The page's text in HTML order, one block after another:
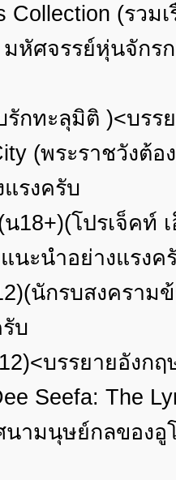
Collection (รว
มหัศจรรย์หุ่นจัก
รักทะลุมิติ )<บรร
(พระราชวังต้
รงครับ
น18+)(โปรเจ็ค
นะนำอย่างแรงค
นักรบสงคราม
บ
บรรยายอังกฤ
Seefa: The
นามนุษย์กลของ